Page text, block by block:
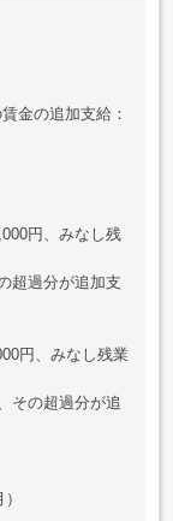
金の追加支給：
円、みなし残
超過分が追加支
円、みなし残業
その超過分が追